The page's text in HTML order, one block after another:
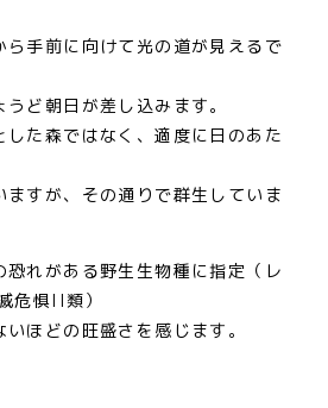
ら手前に向けて光の道が見えるで
ど朝日が差し込みます。
した森ではなく、適度に日のあた
ますが、その通りで群生していま
恐れがある野生生物種に指定（レ
危惧II類）
ほどの旺盛さを感じます。